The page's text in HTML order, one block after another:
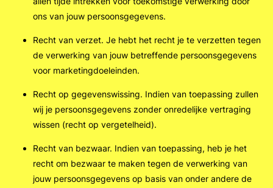
ons van jouw persoonsgegevens.
Recht van verzet. Je hebt het recht je te verzetten tegen
de verwerking van jouw betreffende persoonsgegevens
voor marketingdoeleinden.
Recht op gegevenswissing. Indien van toepassing zullen
wij je persoonsgegevens zonder onredelijke vertraging
wissen (recht op vergetelheid).
Recht van bezwaar. Indien van toepassing, heb je het
recht om bezwaar te maken tegen de verwerking van
jouw persoonsgegevens op basis van onder andere de